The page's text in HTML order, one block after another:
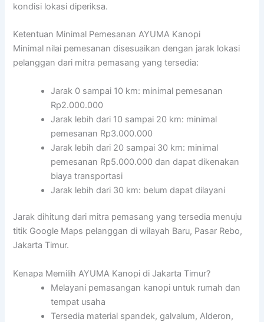
kondisi lokasi diperiksa.
Ketentuan Minimal Pemesanan AYUMA Kanopi
Minimal nilai pemesanan disesuaikan dengan jarak lokasi
pelanggan dari mitra pemasang yang tersedia:
Jarak 0 sampai 10 km: minimal pemesanan
Rp2.000.000
Jarak lebih dari 10 sampai 20 km: minimal
pemesanan Rp3.000.000
Jarak lebih dari 20 sampai 30 km: minimal
pemesanan Rp5.000.000 dan dapat dikenakan
biaya transportasi
Jarak lebih dari 30 km: belum dapat dilayani
Jarak dihitung dari mitra pemasang yang tersedia menuju
titik Google Maps pelanggan di wilayah Baru, Pasar Rebo,
Jakarta Timur.
Kenapa Memilih AYUMA Kanopi di Jakarta Timur?
Melayani pemasangan kanopi untuk rumah dan
tempat usaha
Tersedia material spandek, galvalum, Alderon,